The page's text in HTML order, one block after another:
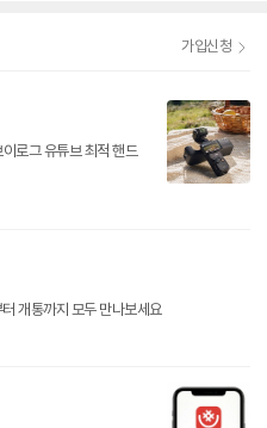
가입신청
로그 유튜브 최적 핸드
개통까지 모두 만나보세요